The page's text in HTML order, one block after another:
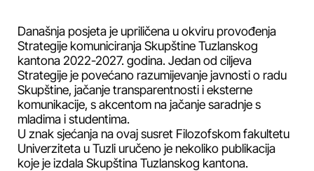
Današnja posjeta je upriličena u okviru provođenja
Strategije komuniciranja Skupštine Tuzlanskog
kantona 2022-2027. godina. Jedan od ciljeva
Strategije je povećano razumijevanje javnosti o radu
Skupštine, jačanje transparentnosti i eksterne
komunikacije, s akcentom na jačanje saradnje s
mladima i studentima.
U znak sjećanja na ovaj susret Filozofskom fakultetu
Univerziteta u Tuzli uručeno je nekoliko publikacija
koje je izdala Skupština Tuzlanskog kantona.